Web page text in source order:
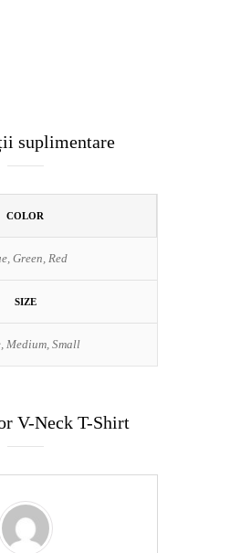
suplimentare
COLOR
Green, Red
SIZE
Medium, Small
V-Neck T-Shirt